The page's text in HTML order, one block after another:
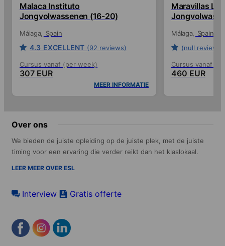
Malaca Instituto
Jongvolwassenen (16-20)
Málaga Spain
4.3 EXCELLENT (92 reviews)
Cursus vanaf (per week)
307 EUR
MEER INFORMATIE
Maravillas
Málaga
Spain
(null reviews)
Cursus vanaf
460 EUR
Over ons
We bieden de juiste opleiding op de juiste plek, met de juiste
timing voor een ervaring die verder reikt dan het klaslokaal.
LEER MEER OVER ESL
Interview Gratis offerte